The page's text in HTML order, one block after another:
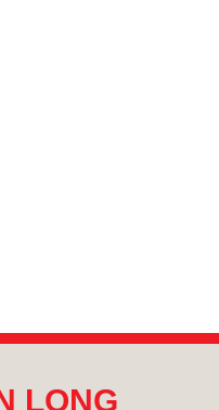
LONG